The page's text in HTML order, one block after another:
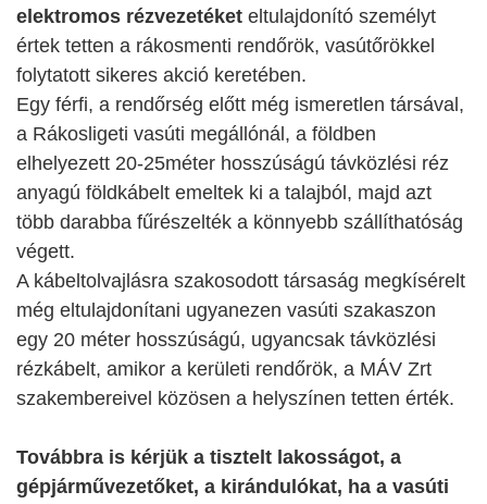
elektromos rézvezetéket eltulajdonító személyt
értek tetten a rákosmenti rendőrök, vasútőrökkel
folytatott sikeres akció keretében.
Egy férfi, a rendőrség előtt még ismeretlen társával,
a Rákosligeti vasúti megállónál, a földben
elhelyezett 20-25méter hosszúságú távközlési réz
anyagú földkábelt emeltek ki a talajból, majd azt
több darabba fűrészelték a könnyebb szállíthatóság
végett.
A kábeltolvajlásra szakosodott társaság megkísérelt
még eltulajdonítani ugyanezen vasúti szakaszon
egy 20 méter hosszúságú, ugyancsak távközlési
rézkábelt, amikor a kerületi rendőrök, a MÁV Zrt
szakembereivel közösen a helyszínen tetten érték.
Továbbra is kérjük a tisztelt lakosságot, a
gépjárművezetőket, a kirándulókat, ha a vasúti